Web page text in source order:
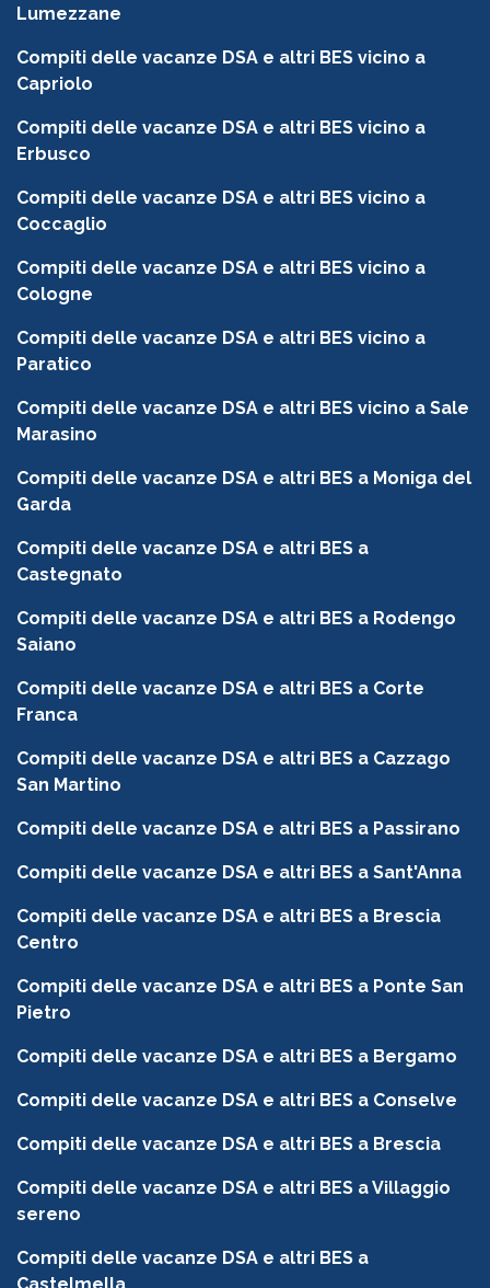
Lumezzane
Compiti delle vacanze DSA e altri BES vicino a
Capriolo
Compiti delle vacanze DSA e altri BES vicino a
Erbusco
Compiti delle vacanze DSA e altri BES vicino a
Coccaglio
Compiti delle vacanze DSA e altri BES vicino a
Cologne
Compiti delle vacanze DSA e altri BES vicino a
Paratico
Compiti delle vacanze DSA e altri BES vicino a Sale
Marasino
Compiti delle vacanze DSA e altri BES a Moniga del
Garda
Compiti delle vacanze DSA e altri BES a
Castegnato
Compiti delle vacanze DSA e altri BES a Rodengo
Saiano
Compiti delle vacanze DSA e altri BES a Corte
Franca
Compiti delle vacanze DSA e altri BES a Cazzago
San Martino
Compiti delle vacanze DSA e altri BES a Passirano
Compiti delle vacanze DSA e altri BES a Sant'Anna
Compiti delle vacanze DSA e altri BES a Brescia
Centro
Compiti delle vacanze DSA e altri BES a Ponte San
Pietro
Compiti delle vacanze DSA e altri BES a Bergamo
Compiti delle vacanze DSA e altri BES a Conselve
Compiti delle vacanze DSA e altri BES a Brescia
Compiti delle vacanze DSA e altri BES a Villaggio
sereno
Compiti delle vacanze DSA e altri BES a